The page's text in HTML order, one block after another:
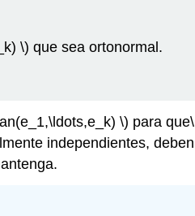
\) que sea ortonormal.
\) para que
independientes,